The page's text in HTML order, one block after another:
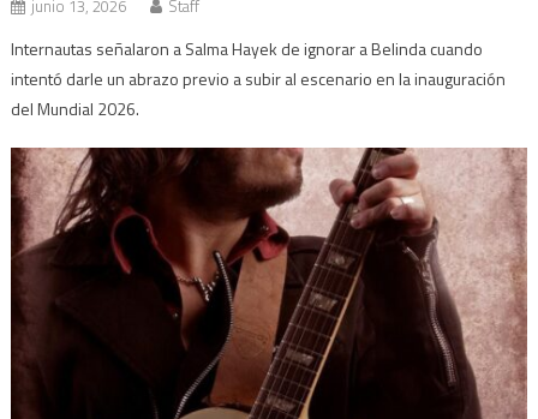
junio 13, 2026 Staff
Internautas señalaron a Salma Hayek de ignorar a Belinda cuando
intentó darle un abrazo previo a subir al escenario en la inauguración
del Mundial 2026.